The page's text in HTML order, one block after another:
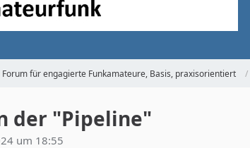
Forum für engagierte Funkamateure, Basis, praxisorientiert
der "Pipeline"
um 18:55